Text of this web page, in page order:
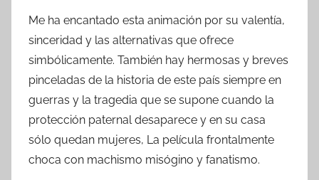
Me ha encantado esta animación por su valentía,
sinceridad y las alternativas que ofrece
simbólicamente. También hay hermosas y breves
pinceladas de la historia de este país siempre en
guerras y la tragedia que se supone cuando la
protección paternal desaparece y en su casa
sólo quedan mujeres, La película frontalmente
choca con machismo misógino y fanatismo.